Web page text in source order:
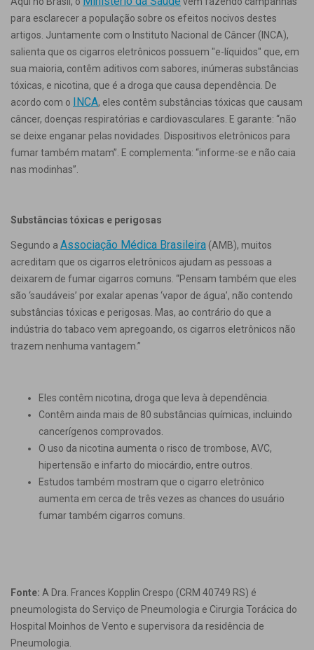
para esclarecer a população sobre os efeitos nocivos destes
artigos. Juntamente com o Instituto Nacional de Câncer (INCA),
salienta que os cigarros eletrônicos possuem "e-líquidos" que, em
sua maioria, contêm aditivos com sabores, inúmeras substâncias
tóxicas, e nicotina, que é a droga que causa dependência. De
acordo com o INCA, eles contêm substâncias tóxicas que causam
câncer, doenças respiratórias e cardiovasculares. E garante: “não
se deixe enganar pelas novidades. Dispositivos eletrônicos para
fumar também matam”. E complementa: “informe-se e não caia
nas modinhas”.
Substâncias tóxicas e perigosas
Segundo a Associação Médica Brasileira (AMB), muitos
acreditam que os cigarros eletrônicos ajudam as pessoas a
deixarem de fumar cigarros comuns. “Pensam também que eles
são ‘saudáveis’ por exalar apenas ‘vapor de água’, não contendo
substâncias tóxicas e perigosas. Mas, ao contrário do que a
indústria do tabaco vem apregoando, os cigarros eletrônicos não
trazem nenhuma vantagem.”
Eles contêm nicotina, droga que leva à dependência.
Contêm ainda mais de 80 substâncias químicas, incluindo
cancerígenos comprovados.
O uso da nicotina aumenta o risco de trombose, AVC,
hipertensão e infarto do miocárdio, entre outros.
Estudos também mostram que o cigarro eletrônico
aumenta em cerca de três vezes as chances do usuário
fumar também cigarros comuns.
Fonte: A Dra. Frances Kopplin Crespo (CRM 40749 RS) é
pneumologista do Serviço de Pneumologia e Cirurgia Torácica do
Hospital Moinhos de Vento e supervisora da residência de
Pneumologia.